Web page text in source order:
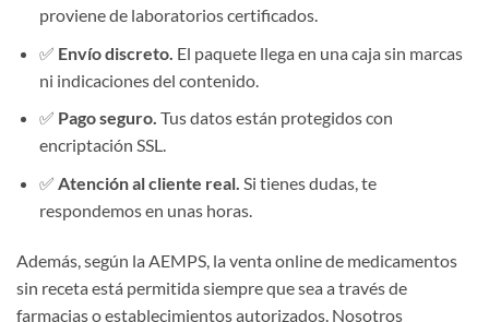
proviene de laboratorios certificados.
✅ Envío discreto. El paquete llega en una caja sin marcas
ni indicaciones del contenido.
✅ Pago seguro. Tus datos están protegidos con
encriptación SSL.
✅ Atención al cliente real. Si tienes dudas, te
respondemos en unas horas.
Además, según la AEMPS, la venta online de medicamentos
sin receta está permitida siempre que sea a través de
farmacias o establecimientos autorizados. Nosotros